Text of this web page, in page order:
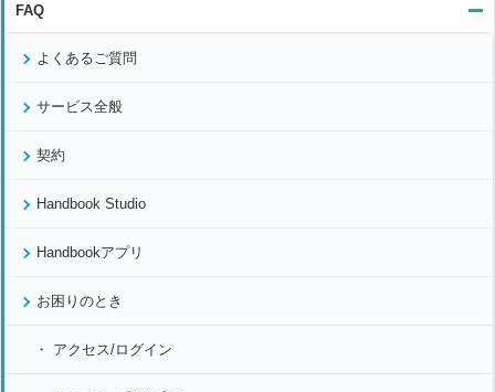
FAQ
よくあるご質問
サービス全般
契約
Handbook Studio
Handbookアプリ
お困りのとき
アクセス/ログイン